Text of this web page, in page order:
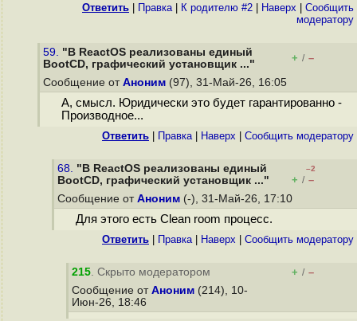
Ответить Правка| К родителю #2 Наверх
Cообщить
модератору
59. "В ReactOS реализованы единый
BootCD, графический установщик ..."
+ / –
Сообщение от Аноним (97), 31-Май-26, 16:05
А, смысл. Юридически это будет гарантированно -
Производное...
Ответить Правка| Наверх Cообщить модератору
68. "В ReactOS реализованы единый
BootCD, графический установщик ..."
–2
+ / –
Сообщение от Аноним (-), 31-Май-26, 17:10
Для этого есть Clean room процесс.
Ответить Правка| Наверх Cообщить модератору
215. Скрыто модератором + / –
Сообщение от Аноним (214), 10-
Июн-26, 18:46